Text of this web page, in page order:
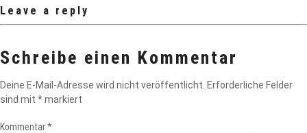
Leave a reply
Schreibe einen Kommentar
Deine E-Mail-Adresse wird nicht veröffentlicht. Erforderliche Felder
sind mit *markiert
Kommentar*